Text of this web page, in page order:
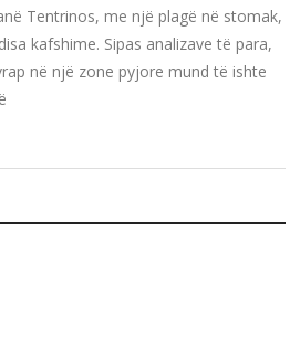
Tentrinos, me një plagë në stomak,
kafshime. Sipas analizave të para,
në një zone pyjore mund të ishte